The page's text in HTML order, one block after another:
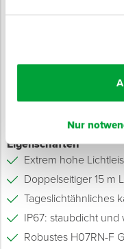
Nur
LED-
Event- und
Eigenschaften
Extrem hohe
Doppelseitiger 15 m
Tageslichtähnliches
IP67: staubdicht
Robustes H07RN-F